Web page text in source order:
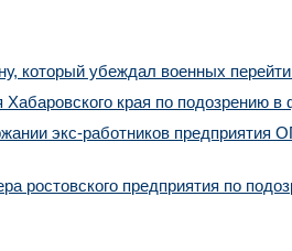
который убеждал военных
края по подозрению
экс-работников предприятия
ростовского предприятия по